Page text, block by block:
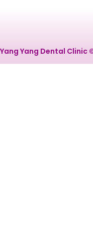
Yang Yang Dental Clinic